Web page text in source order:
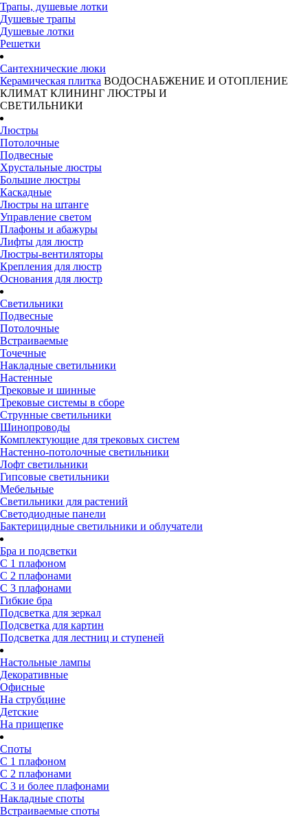
Трапы, душевые лотки
Душевые трапы
Душевые лотки
Решетки
Сантехнические люки
Керамическая плитка ВОДОСНАБЖЕНИЕ И ОТОПЛЕНИЕ
КЛИМАТ КЛИНИНГ ЛЮСТРЫ И
СВЕТИЛЬНИКИ
Люстры
Потолочные
Подвесные
Хрустальные люстры
Большие люстры
Каскадные
Люстры на штанге
Управление светом
Плафоны и абажуры
Лифты для люстр
Люстры-вентиляторы
Крепления для люстр
Основания для люстр
Светильники
Подвесные
Потолочные
Встраиваемые
Точечные
Накладные светильники
Настенные
Трековые и шинные
Трековые системы в сборе
Струнные светильники
Шинопроводы
Комплектующие для трековых систем
Настенно-потолочные светильники
Лофт светильники
Гипсовые светильники
Мебельные
Светильники для растений
Светодиодные панели
Бактерицидные светильники и облучатели
Бра и подсветки
С 1 плафоном
С 2 плафонами
С 3 плафонами
Гибкие бра
Подсветка для зеркал
Подсветка для картин
Подсветка для лестниц и ступеней
Настольные лампы
Декоративные
Офисные
На струбцине
Детские
На прищепке
Споты
С 1 плафоном
С 2 плафонами
С 3 и более плафонами
Накладные споты
Встраиваемые споты